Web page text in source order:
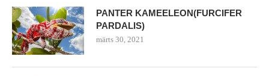
PANTER KAMEELEON(FURCIFER
PARDALIS)
märts 30, 2021